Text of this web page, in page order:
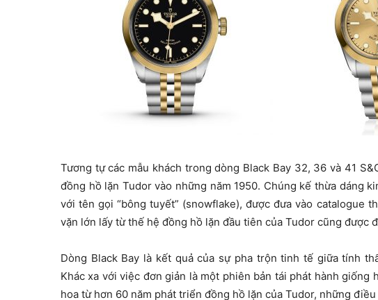
Tương tự các mẫu khách trong dòng Black Bay 32, 36 và 41
đồng hồ lặn Tudor vào những năm 1950. Chúng kế thừa dáng
với tên gọi “bông tuyết” (snowflake), được đưa vào catalogue
vặn lớn lấy từ thế hệ đồng hồ lặn đầu tiên của Tudor cũng được
Dòng Black Bay là kết quả của sự pha trộn tinh tế giữa tính
Khác xa với việc đơn giản là một phiên bản tái phát hành
hoa từ hơn 60 năm phát triển đồng hồ lặn của Tudor, những